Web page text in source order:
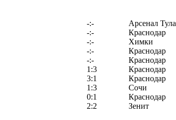
-:-
Арсенал Тула
-:-
Краснодар
-:-
Химки
-:-
Краснодар
-:-
Краснодар
1:3
Краснодар
3:1
Краснодар
1:3
Сочи
0:1
Краснодар
2:2
Зенит